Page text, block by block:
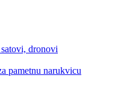
dronovi
pametnu narukvicu